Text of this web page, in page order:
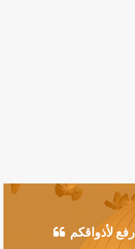
لأذواقكم